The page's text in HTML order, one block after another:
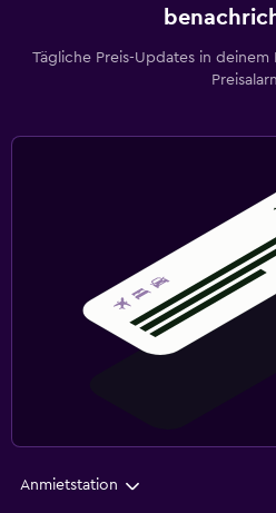
Tägliche Preis-Updates in
Anmietstation